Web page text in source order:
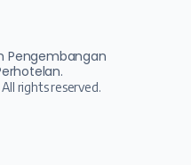
Pengembangan
rights reserved.